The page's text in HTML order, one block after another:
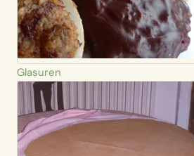
Glasuren